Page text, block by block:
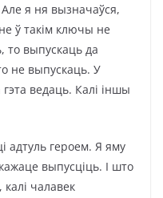
я ня вызначаўся,
ў такім ключы не
то выпускаць да
не выпускаць. У
ведаць. Калі іншы
адтуль героем. Я яму
выпусціць. І што
чалавек